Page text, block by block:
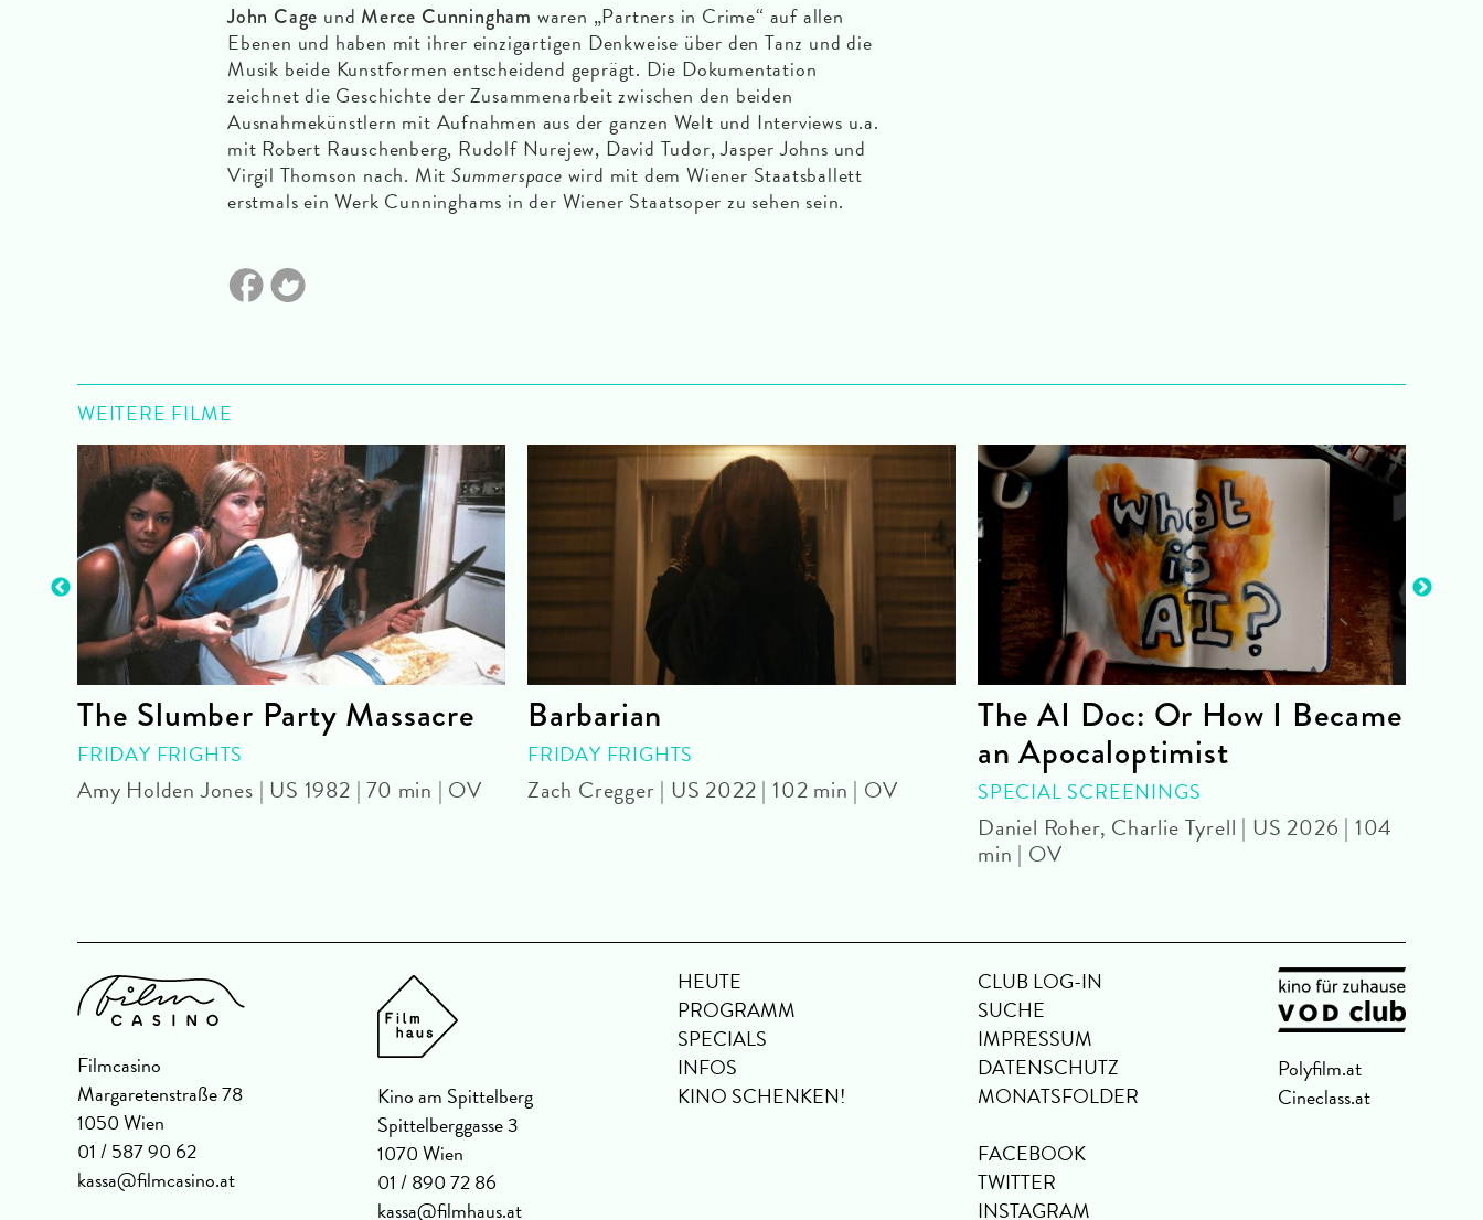
John Cage und Merce Cunningham waren „Partners in Crime“ auf allen
Ebenen und haben mit ihrer einzigartigen Denkweise über den Tanz und die
Musik beide Kunstformen entscheidend geprägt. Die Dokumentation
zeichnet die Geschichte der Zusammenarbeit zwischen den beiden
Ausnahmekünstlern mit Aufnahmen aus der ganzen Welt und Interviews u.a.
mit Robert Rauschenberg, Rudolf Nurejew, David Tudor, Jasper Johns und
Virgil Thomson nach. MitSummerspace wird mit dem Wiener Staatsballett
erstmals ein Werk Cunninghams in der Wiener Staatsoper zu sehen sein.
WEITERE FILME
The Slumber Party Massacre
FRIDAY FRIGHTS
Amy Holden Jones | US 1982 | 70 min | OV
Barbarian
FRIDAY FRIGHTS
Zach Cregger | US 2022 | 102 min | OV
The AI Doc: Or How I Became
an Apocaloptimist
SPECIAL SCREENINGS
Daniel Roher, Charlie Tyrell | US 2026 | 104
min | OV
Filmcasino
Margaretenstraße 78
1050 Wien
01 / 587 90 62
kassa@filmcasino.at
Kino am Spittelberg
Spittelberggasse 3
1070 Wien
01 / 890 72 86
kassa@filmhaus.at
HEUTE
PROGRAMM
SPECIALS
INFOS
KINO SCHENKEN!
CLUB LOG-IN
SUCHE
IMPRESSUM
DATENSCHUTZ
MONATSFOLDER
FACEBOOK
TWITTER
INSTAGRAM
Polyfilm.at
Cineclass.at